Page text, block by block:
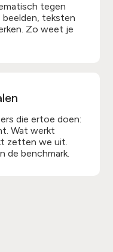
tegen
beelden, teksten
Zo weet je
die ertoe doen:
Wat werkt
zetten we uit.
de benchmark.